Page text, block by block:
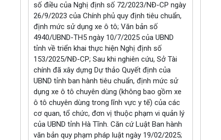
số điều của Nghị định số 72/2023/NĐ-CP ngày
26/9/2023 của Chính phủ quy định tiêu chuẩn,
định mức sử dụng xe ô tô; Văn bản số
4940/UBND-TH5 ngày 10/7/2025 của UBND
tỉnh về triển khai thực hiện Nghị định số
153/2025/NĐ-CP; Sau khi nghiên cứu, Sở Tài
chính đã xây dựng Dự thảo Quyết định của
UBND tỉnh ban hành tiêu chuẩn, định mức sử
dụng xe ô tô chuyên dùng (không bao gồm xe
ô tô chuyên dùng trong lĩnh vực y tế) của các
cơ quan, tổ chức, đơn vị thuộc phạm vi quản lý
của UBND tỉnh Hà Tĩnh. Căn cứ Luật Ban hành
văn bản quy phạm pháp luật ngày 19/02/2025;